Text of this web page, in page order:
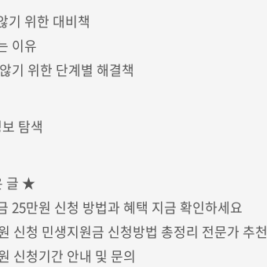
기 위한 대비책
이유
기 위한 단계별 해결책
탐색
글 ★
25만원 신청 방법과 혜택 지금 확인하세요
신청 민생지원금 신청방법 총정리 전문가 추천
신청기간 안내 및 문의